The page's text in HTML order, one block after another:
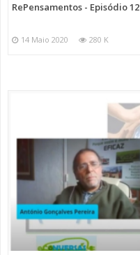
RePensamentos - Episódio 12
14 Maio 2020 280 K